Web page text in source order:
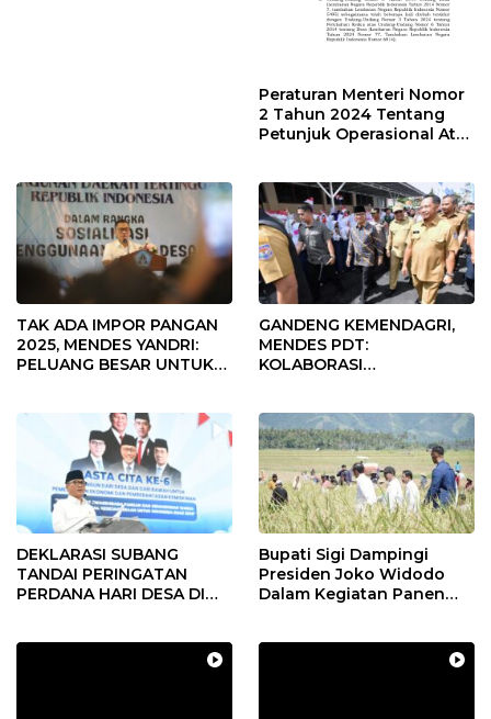
Peraturan Menteri Nomor
2 Tahun 2024 Tentang
Petunjuk Operasional Atas
TAK ADA IMPOR PANGAN
2025, MENDES YANDRI:
PELUANG BESAR UNTUK
GANDENG KEMENDAGRI,
MENDES PDT:
KOLABORASI
DEKLARASI SUBANG
TANDAI PERINGATAN
PERDANA HARI DESA DI
Bupati Sigi Dampingi
Presiden Joko Widodo
Dalam Kegiatan Panen